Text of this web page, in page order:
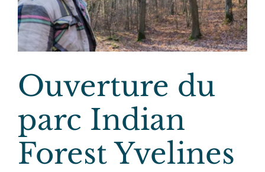
Ouverture du
parc Indian
Forest Yvelines